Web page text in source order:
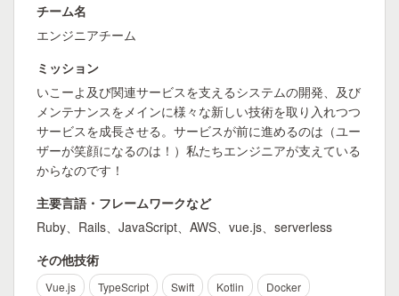
チーム名
エンジニアチーム
ミッション
いこーよ及び関連サービスを支えるシステムの開発、及び
メンテナンスをメインに様々な新しい技術を取り入れつつ
サービスを成長させる。サービスが前に進めるのは（ユー
ザーが笑顔になるのは！）私たちエンジニアが支えている
からなのです！
主要言語・フレームワークなど
Ruby、Rails、JavaScript、AWS、vue.js、serverless
その他技術
Vue.js TypeScript Swift Kotlin
Docker